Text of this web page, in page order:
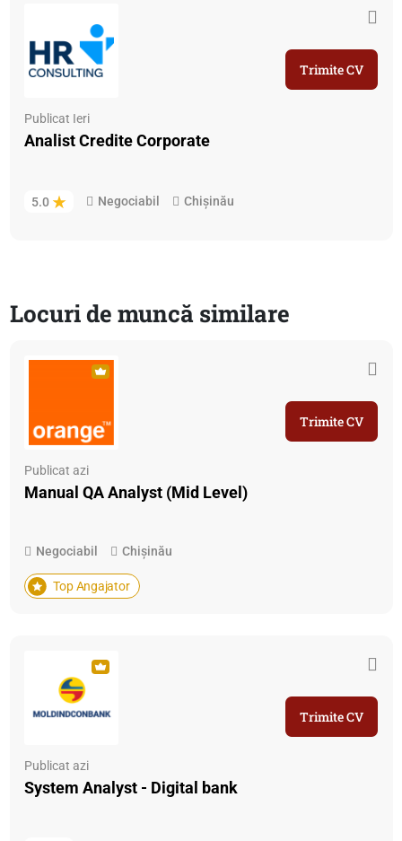
Publicat Ieri
Analist Credite Corporate
5.0 Negociabil Chișinău
Trimite CV
Locuri de muncă similare
Publicat azi
Manual QA Analyst (Mid Level)
Negociabil Chișinău
Top Angajator
Trimite CV
Publicat azi
System Analyst - Digital bank
Trimite CV